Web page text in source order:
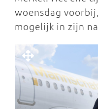
woensdag
mogelijk in zijn